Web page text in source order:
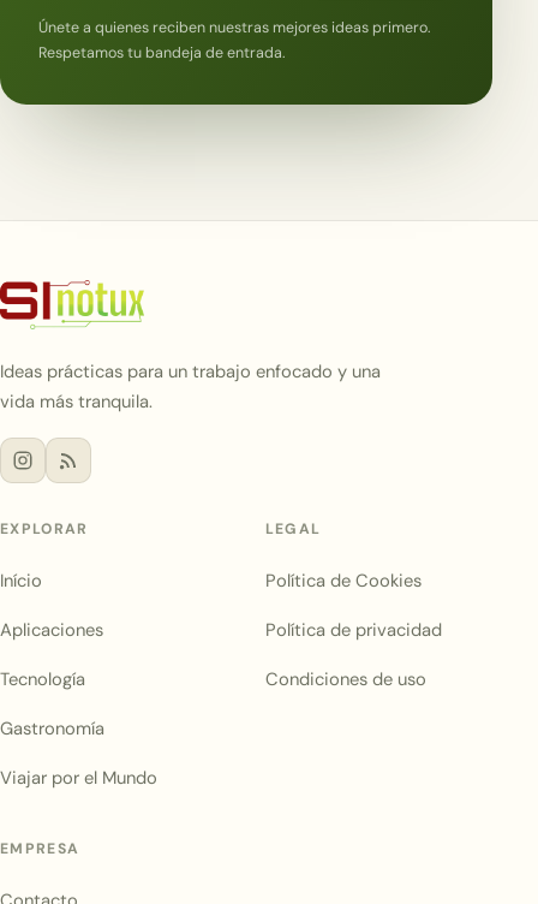
Únete a quienes reciben nuestras mejores ideas primero.
Respetamos tu bandeja de entrada.
Ideas prácticas para un trabajo enfocado y una
vida más tranquila.
EXPLORAR
Início
Aplicaciones
Tecnología
Gastronomía
Viajar por el Mundo
LEGAL
Política de Cookies
Política de privacidad
Condiciones de uso
EMPRESA